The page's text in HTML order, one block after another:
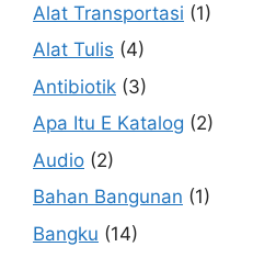
Alat Transportasi (1)
Alat Tulis (4)
Antibiotik (3)
Apa Itu E Katalog (2)
Audio (2)
Bahan Bangunan (1)
Bangku (14)